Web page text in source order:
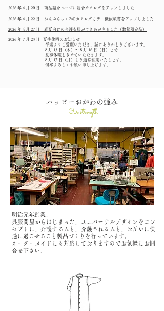
2026 年 4 月 20 日 商品紹介ページに総合カタログをアップしました
2026 年 4 月 22 日 おんぶらっく®のカタログとデモ機依頼書をアップしました
2026 年 4 月 27 日 春夏向けの介護衣服ができあがりました（数量限定品）
2026 年 7 月 23 日
夏季休暇のお知らせ
平素よりご愛顧いただき、誠にありがとうございます。
8 月 13 日（木）～ 8 月 16 日（日）まで
夏季休暇とさせていただきます。
8 月 17 日（月）より通常営業いたします。
何卒よろしくお願い申し上げます。
​ハッピーおがわの強み
Our strength
明治元年創業。
呉服問屋からはじまった、ユニバーサルデザインをコン
セプトに、介護する人も、介護される人も、お互いに快
適に過ごせること製品づくりを行っています。
​オーダーメイドにも対応しておりますのでお気軽にお問
合せ下さい。